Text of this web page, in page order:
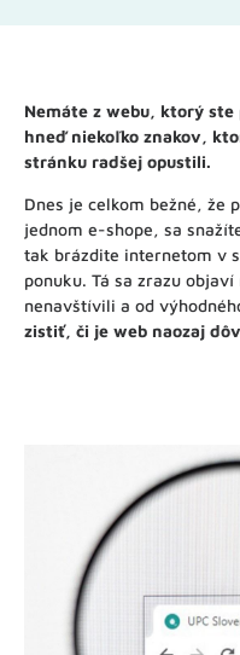
Nemáte z webu, ktorý
hneď niekoľko znakov,
stránku radšej opustili.
Dnes je celkom bežné, že
jednom e-shope, sa
tak brázdite internetom v
ponuku. Tá sa zrazu
nenavštívili a od
zistiť, či je web naozaj